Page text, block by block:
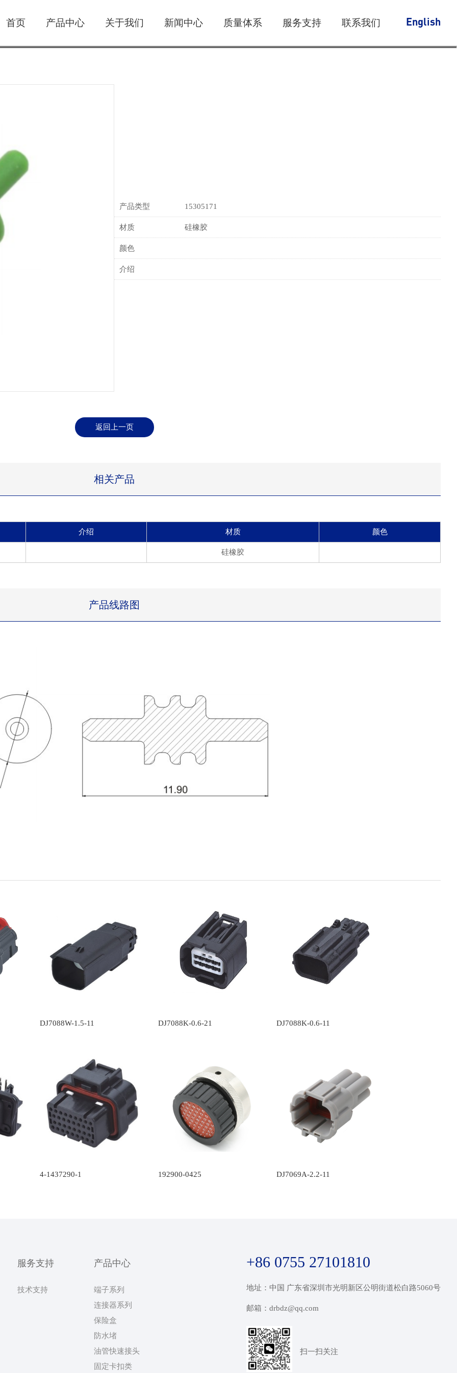
首页 产品中心 关于我们 新闻中心 质量体系 服务支持 联系我们 English
产品类型 15305171
材质 硅橡胶
颜色
介绍
返回上一页
相关产品
介绍 材质 颜色
硅橡胶
产品线路图
DJ7088W-1.5-11 DJ7088K-0.6-21 DJ7088K-0.6-11
4-1437290-1 192900-0425 DJ7069A-2.2-11
服务支持
技术支持
产品中心
端子系列
连接器系列
保险盒
防水堵
油管快速接头
固定卡扣类
+86 0755 27101810
地址：中国 广东省深圳市光明新区公明街道松白路5060号
邮箱：drbdz@qq.com
扫一扫关注